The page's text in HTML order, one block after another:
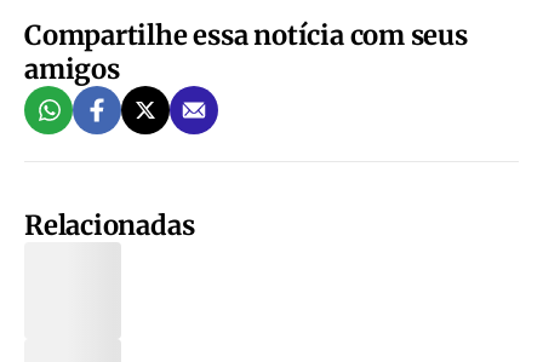
Compartilhe essa notícia com seus
amigos
Relacionadas